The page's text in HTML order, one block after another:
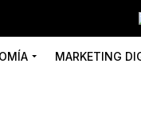
MARKETING